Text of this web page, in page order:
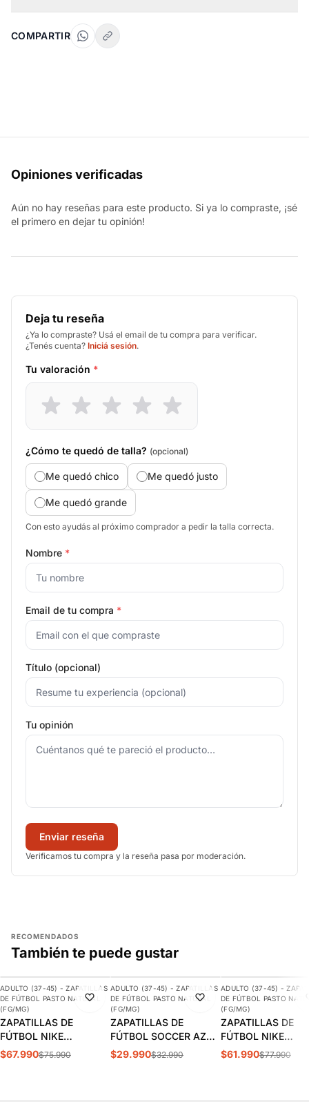
COMPARTIR
Opiniones verificadas
Aún no hay reseñas para este producto. Si ya lo compraste, ¡sé
el primero en dejar tu opinión!
Deja tu reseña
¿Ya lo compraste? Usá el email de tu compra para verificar.
¿Tenés cuenta? Iniciá sesión.
Tu valoración *
¿Cómo te quedó de talla? (opcional)
Me quedó chico Me quedó justo
Me quedó grande
Con esto ayudás al próximo comprador a pedir la talla correcta.
Nombre *
Email de tu compra *
Título (opcional)
Tu opinión
Enviar reseña
Verificamos tu compra y la reseña pasa por moderación.
RECOMENDADOS
También te puede gustar
-11%
AGREGAR
ADULTO (37-45) - ZAPATILLAS
DE FÚTBOL PASTO NATURAL
(FG/MG)
ZAPATILLAS DE
FÚTBOL NIKE
MERCURIAL VAPOR 15
$67.990$75.990
-9%
AGREGAR
ADULTO (37-45) - ZAPATILLAS
DE FÚTBOL PASTO NATURAL
(FG/MG)
ZAPATILLAS DE
FÚTBOL SOCCER AZUL
ADULTO | SPS-11
$29.990$32.990
-21%
ADULTO (37-45) -
DE FÚTBOL PASTO
(FG/MG)
ZAPATILLAS DE
FÚTBOL NIKE
PHANTON GX 2
$61.990$77.990